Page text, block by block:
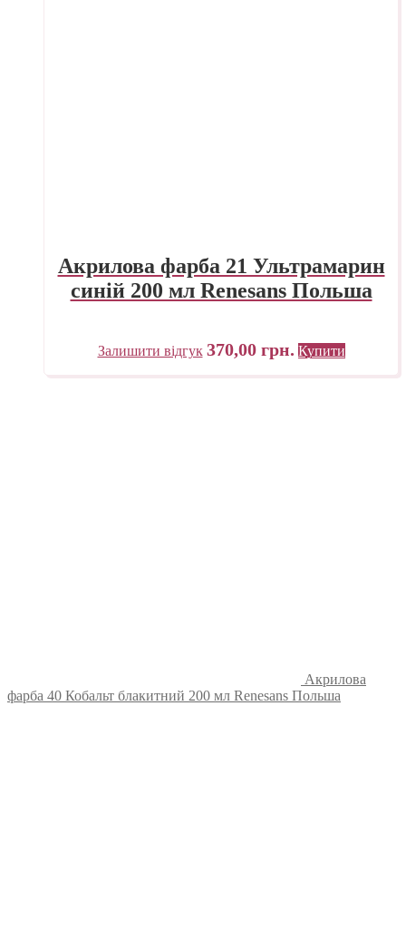
Акрилова фарба 21 Ультрамарин
синій 200 мл Renesans Польша
Залишити відгук 370,00 грн. Купити
Акрилова
фарба 40 Кобальт блакитний 200 мл Renesans Польша